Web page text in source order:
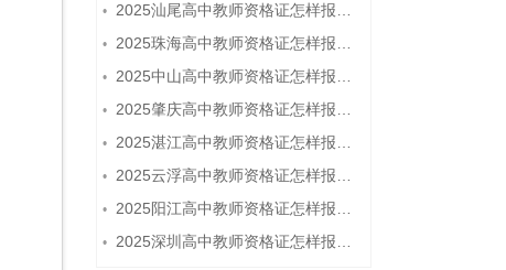
• 2025汕尾高中教师资格证怎样报名 附流程
• 2025珠海高中教师资格证怎样报名 附流程
• 2025中山高中教师资格证怎样报名 附流程
• 2025肇庆高中教师资格证怎样报名 附流程
• 2025湛江高中教师资格证怎样报名 附流程
• 2025云浮高中教师资格证怎样报名 附流程
• 2025阳江高中教师资格证怎样报名 附流程
• 2025深圳高中教师资格证怎样报名 附流程